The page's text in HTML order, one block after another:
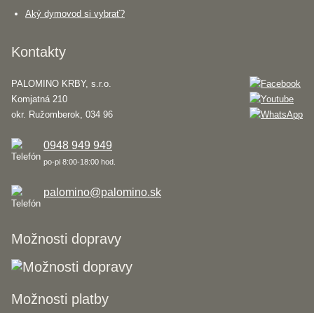
Aký dymovod si vybrať?
Kontakty
PALOMINO KRBY, s.r.o.
Komjatná 210
okr. Ružomberok, 034 96
0948 949 949
po-pi 8:00-18:00 hod.
palomino@palomino.sk
Možnosti dopravy
Možnosti platby